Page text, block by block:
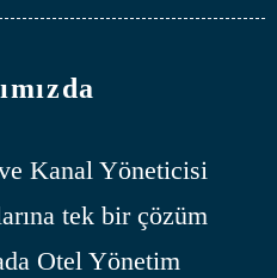
Kanal Yöneticisi
tek bir çözüm
Otel Yönetim